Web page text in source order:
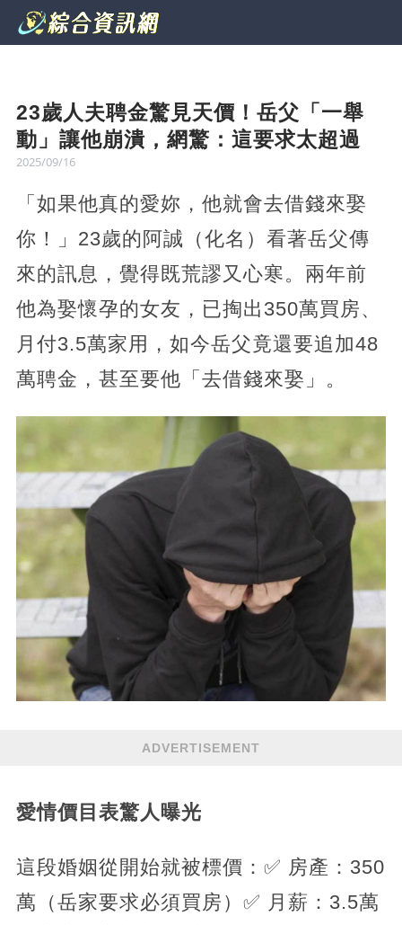
23歲人夫聘金驚見天價！岳父「一舉
動」讓他崩潰，網驚：這要求太超過
2025/09/16
「如果他真的愛妳，他就會去借錢來娶
你！」23歲的阿誠（化名）看著岳父傳
來的訊息，覺得既荒謬又心寒。兩年前
他為娶懷孕的女友，已掏出350萬買房、
月付3.5萬家用，如今岳父竟還要追加48
萬聘金，甚至要他「去借錢來娶」。
ADVERTISEMENT
愛情價目表驚人曝光
這段婚姻從開始就被標價：✅ 房產：350
萬（岳家要求必須買房）✅ 月薪：3.5萬